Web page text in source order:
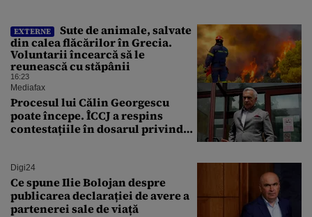
EXTERNE
Sute de animale, salvate
din calea flăcărilor în Grecia.
Voluntarii încearcă să le
reunească cu stăpânii
16:23
Mediafax
Procesul lui Călin Georgescu
poate începe. ÎCCJ a respins
contestațiile în dosarul privind
Digi24
Ce spune Ilie Bolojan despre
publicarea declarației de avere a
partenerei sale de viață